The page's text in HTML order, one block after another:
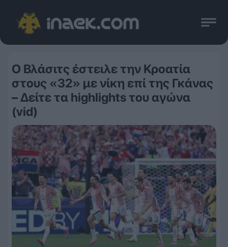
Ο Βλάσιτς έστειλε την Κροατία
στους «32» με νίκη επί της Γκάνας
– Δείτε τα highlights του αγώνα
(vid)